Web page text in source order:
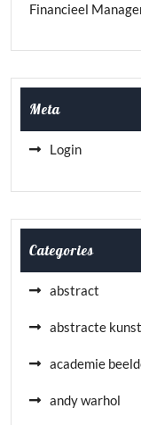
Financieel
Meta
Login
Categories
abstract
abstracte kunst
academie
andy warhol